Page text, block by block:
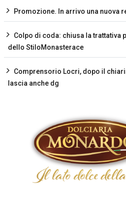
Promozione. In arrivo una nuova
Colpo di coda: chiusa la trattativa
dello StiloMonasterace
Comprensorio Locri, dopo il
lascia anche dg